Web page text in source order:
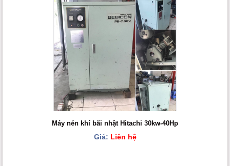
Máy nén khí bãi nhật Hitachi 30kw-40Hp
Giá: Liên hệ